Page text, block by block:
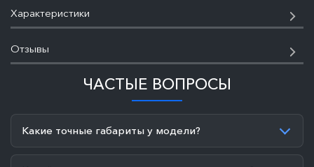
Характеристики
Отзывы
ЧАСТЫЕ ВОПРОСЫ
Какие точные габариты у модели?